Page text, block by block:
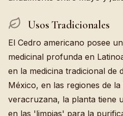
Usos Tradicionales
El Cedro americano posee
medicinal profunda en
en la medicina tradicional de
México, en las regiones de
veracruzana, la planta tiene
en las 'limpias' para la